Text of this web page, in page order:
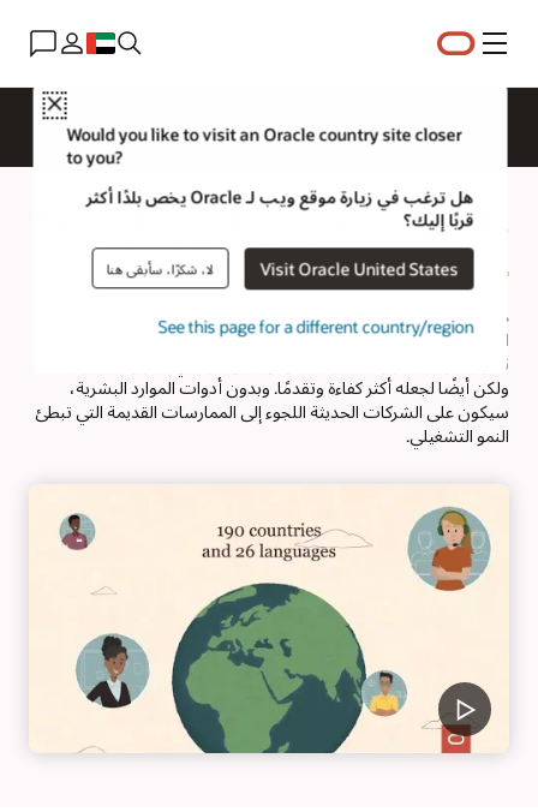
القائمة
Close
Would you like to visit an Oracle country site closer
to you?
هل ترغب في زيارة موقع ويب لـ Oracle يخص بلدًا أكثر
قربًا إليك؟
Visit Oracle United States لا، شكرًا، سأبقى هنا
See this page for a different country/region
ما المقصود ببرامج الموارد البشرية؟
هل أنت جزء من فريق الموارد البشرية المهتم بمعرفة المزيد عن برامج
الموارد البشرية؟ حسنًا، أنت في المكان المناسب. في الأساس، يتم
تطوير أدوات الموارد البشرية لتسهيل عمل موظفي الموارد البشرية،
ولكن أيضًا لجعله أكثر كفاءة وتقدمًا. وبدون أدوات الموارد البشرية،
سيكون على الشركات الحديثة اللجوء إلى الممارسات القديمة التي تبطئ
النمو التشغيلي.